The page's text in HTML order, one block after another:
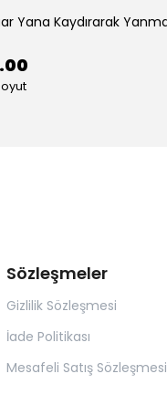
Sözleşmeler
Gizlilik Sözleşmesi
İade Politikası
Mesafeli Satış Sözleşmesi